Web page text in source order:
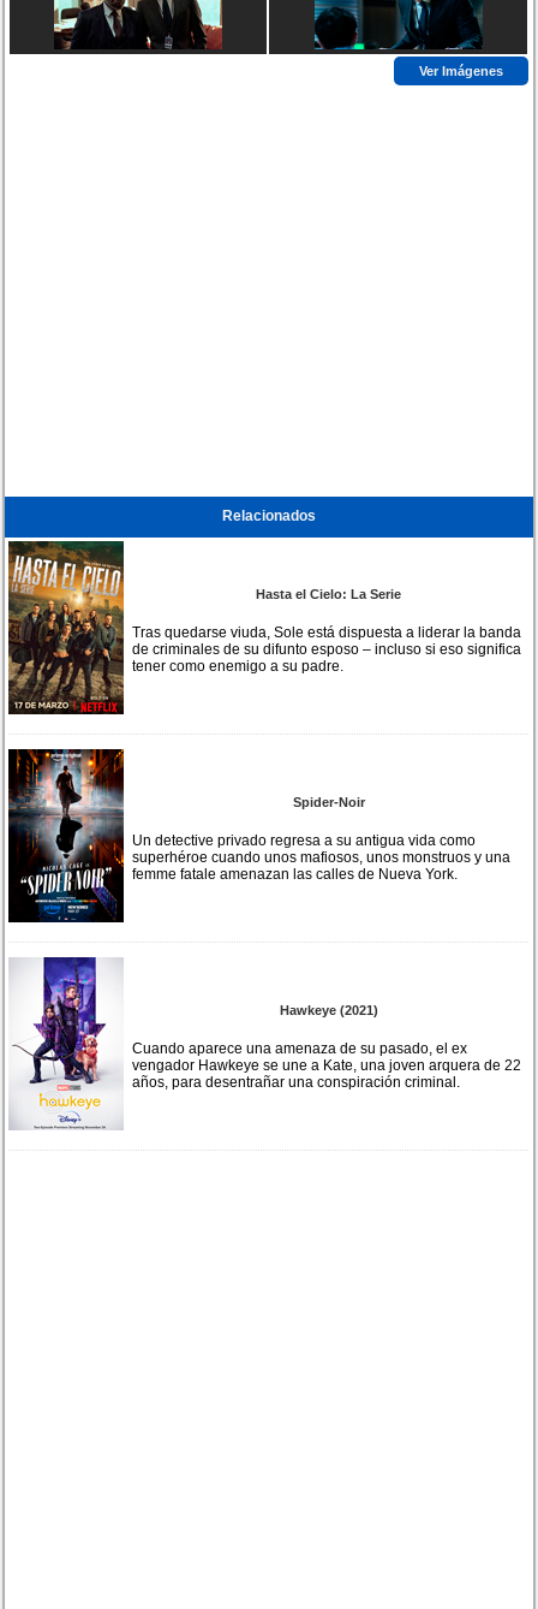
Ver Imágenes
Relacionados
Hasta el Cielo: La Serie
Tras quedarse viuda, Sole está dispuesta a liderar la banda
de criminales de su difunto esposo – incluso si eso significa
tener como enemigo a su padre.
Spider-Noir
Un detective privado regresa a su antigua vida como
superhéroe cuando unos mafiosos, unos monstruos y una
femme fatale amenazan las calles de Nueva York.
Hawkeye (2021)
Cuando aparece una amenaza de su pasado, el ex
vengador Hawkeye se une a Kate, una joven arquera de 22
años, para desentrañar una conspiración criminal.